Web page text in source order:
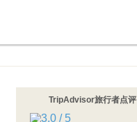
TripAdvisor旅行者点评